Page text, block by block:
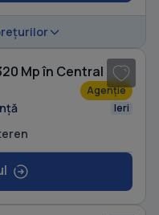
Mp în Central
Agenție
Ieri